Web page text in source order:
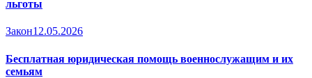
льготы
Закон12.05.2026
Бесплатная юридическая помощь военнослужащим и их
семьям